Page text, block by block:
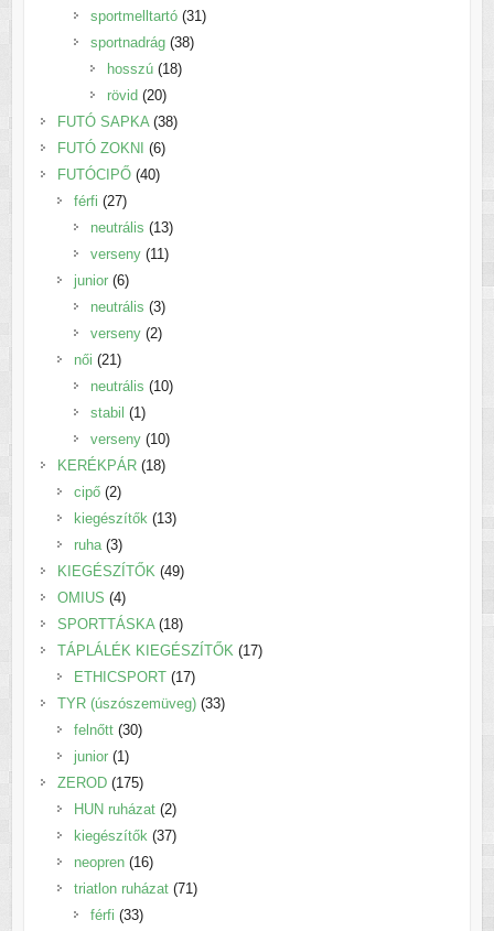
termék
sportmelltartó 3131
sportnadrág 3838
hosszú 1818
rövid 2020
termék
FUTÓ SAPKA 3838
FUTÓ ZOKNI 66
termék
FUTÓCIPŐ 4040
férfi 2727
termék
neutrális 1313
termék
verseny 1111
junior 66
termék
neutrális 33
termék
verseny 22
női 2121
termék
neutrális 1010
stabil 11
termék
verseny 1010
termék
KERÉKPÁR 1818
cipő 22
termék
kiegészítők 1313
ruha 33
termék
KIEGÉSZÍTŐK 4949
OMIUS 44
termék
SPORTTÁSKA 1818
termék
TÁPLÁLÉK KIEGÉSZÍTŐK 1717
ETHICSPORT 1717
termék
TYR (úszószemüveg) 3333
felnőtt 3030
junior 11
termék
ZEROD 175175
termék
HUN ruházat 22
termék
kiegészítők 3737
neopren 1616
termék
triatlon ruházat 7171
férfi 3333